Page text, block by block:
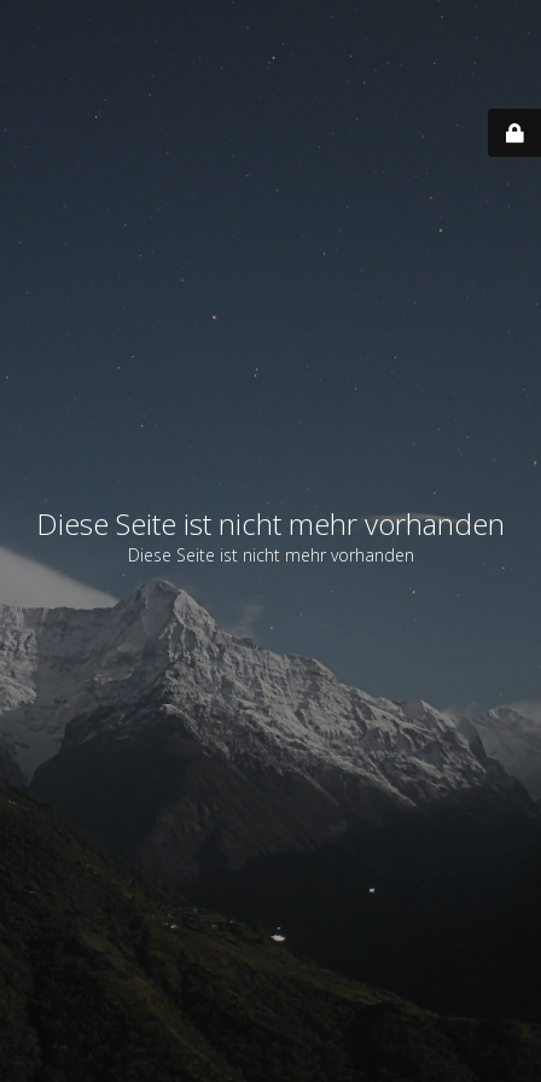
Diese Seite ist nicht mehr vorhanden
Diese Seite ist nicht mehr vorhanden